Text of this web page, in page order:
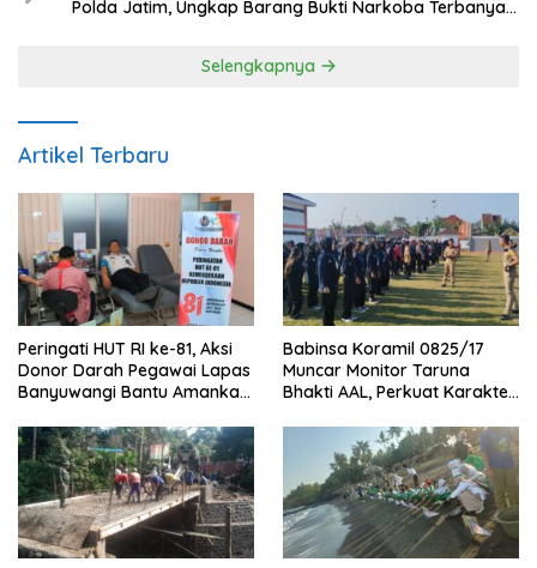
Polda Jatim, Ungkap Barang Bukti Narkoba Terbanyak
Selengkapnya
Artikel Terbaru
Peringati HUT RI ke-81, Aksi
Donor Darah Pegawai Lapas
Banyuwangi Bantu Amankan
Babinsa Koramil 0825/17
Muncar Monitor Taruna
Bhakti AAL, Perkuat Karakter
Sekolah Rakyat